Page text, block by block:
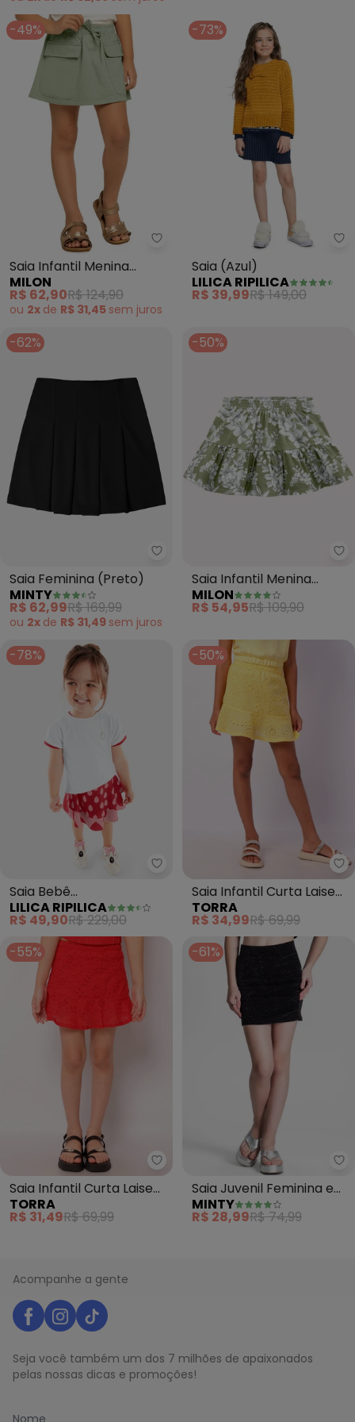
-49%
Milon - Saia Infantil Menina
Saia Infantil Menina
Básica (Verde)
MILON
R$ 62,90R$ 124,90
ou 2x de R$ 31,45 sem juros
-73%
Saia (Azul)
LILICA RIPILICA
R$ 39,99R$ 149,00
-62%
Minty - Saia Feminina (Preto)
Saia Feminina (Preto)
MINTY
R$ 62,99R$ 169,99
ou 2x de R$ 31,49 sem juros
-50%
Saia Infantil Menina
Flores Milon (Verde)
MILON
R$ 54,95R$ 109,90
-78%
Lilica Ripilica - Saia Bebê
Saia Bebê
Menina(Vermelho)
LILICA RIPILICA
R$ 49,90R$ 229,00
-50%
Saia Infantil Curta Laise
com Babado (Amarela)
TORRA
R$ 34,99R$ 69,99
-55%
Torra - Saia Infantil Curta
Saia Infantil Curta Laise
com Babado (Vermelha)
TORRA
R$ 31,49R$ 69,99
-61%
Saia Juvenil Feminina em
Lurex (Preto)
MINTY
R$ 28,99R$ 74,99
Acompanhe a gente
Seja você também um dos 7 milhões de apaixonados
pelas nossas dicas e promoções!